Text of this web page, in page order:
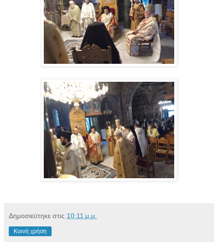
Δημοσιεύτηκε στις 10:11 μ.μ.
Κοινή χρήση